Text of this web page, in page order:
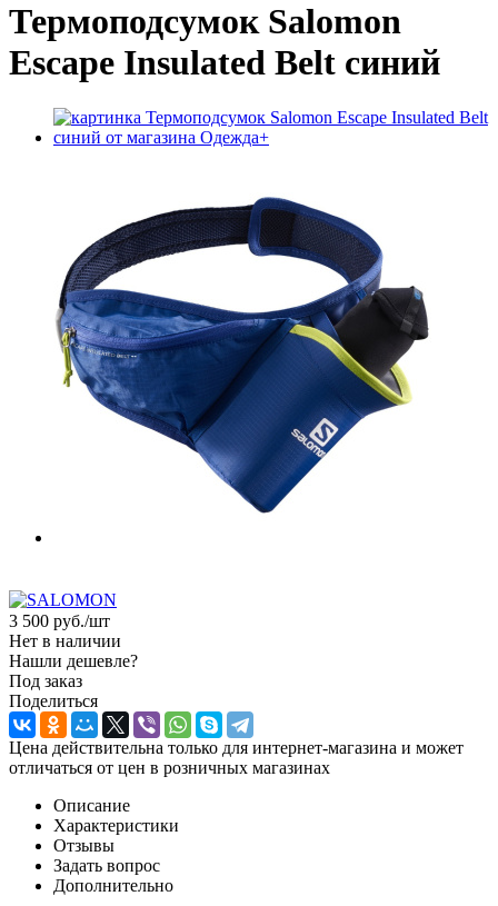
Термоподсумок Salomon
Escape Insulated Belt синий
3 500 руб./шт
Нет в наличии
Нашли дешевле?
Под заказ
Поделиться
Цена действительна только для интернет-магазина и может
отличаться от цен в розничных магазинах
Описание
Характеристики
Отзывы
Задать вопрос
Дополнительно